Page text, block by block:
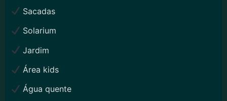
Sacadas
Solarium
Jardim
Área kids
Água quente